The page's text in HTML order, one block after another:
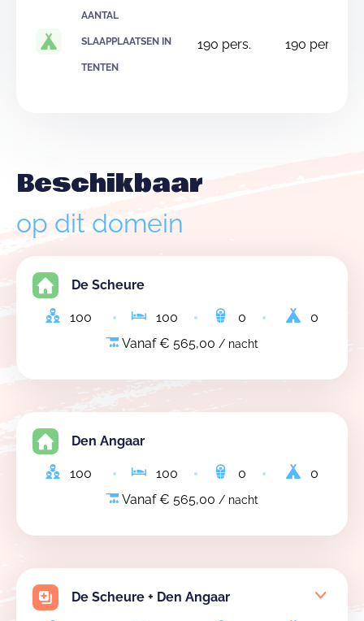
AANTAL
SLAAPPLAATSEN IN
TENTEN
190 pers. 190 pers.
Beschikbaar
op dit domein
De Scheure
100 100 0
0
Vanaf € 565,00 / nacht
Den Angaar
100 100 0
0
Vanaf € 565,00 / nacht
De Scheure + Den Angaar